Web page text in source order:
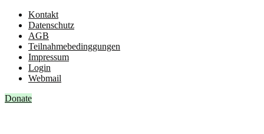
Kontakt
Datenschutz
AGB
Teilnahmebedinggungen
Impressum
Login
Webmail
Donate